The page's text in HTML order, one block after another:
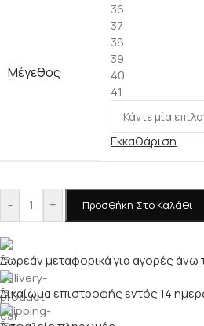
Μέγεθος
36
37
38
39
40
41
Εκκαθάριση
- + Προσθήκη Στο Καλάθι
Δωρεάν μεταφορικά για αγορές άνω
Δικαίωμα επιστροφής εντός 14